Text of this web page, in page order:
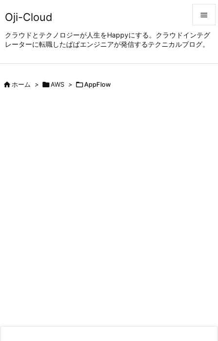
Oji-Cloud
クラウドとテクノロジーが人生をHappyにする。クラウドインテグ
レーターに転職したぱぱエンジニアが発信するテクニカルブログ。


メニュ
ホーム > AWS > AppFlow